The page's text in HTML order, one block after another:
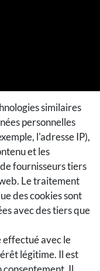
similaires
personnelles
l'adresse IP),
et les
fournisseurs tiers
Le traitement
des cookies sont
avec des tiers que
effectué avec le
légitime. Il est